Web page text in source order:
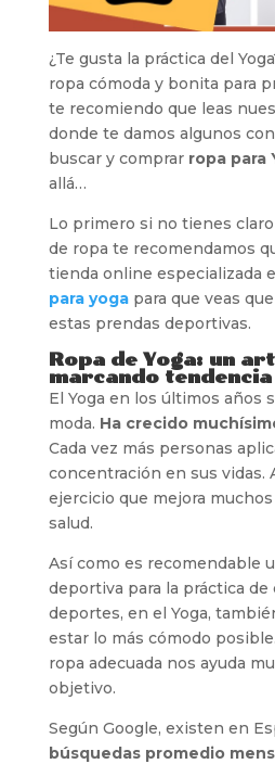
¿Te gusta la práctica del
ropa cómoda y bonita para
te recomiendo que leas
donde te damos algunos
buscar y comprar ropa para
allá…
Lo primero si no tienes
de ropa te recomendamos
tienda online especializada
para yogapara que veas
estas prendas deportivas.
Ropa de Yoga: un
marcando tendencia
El Yoga en los últimos años
moda. Ha crecido
Cada vez más personas
concentración en sus vidas.
ejercicio que mejora
salud.
Así como es recomendable
deportiva para la práctica
deportes, en el Yoga,
estar lo más cómodo
ropa adecuada nos ayuda
objetivo.
Según Google, existen en
búsquedas promedio